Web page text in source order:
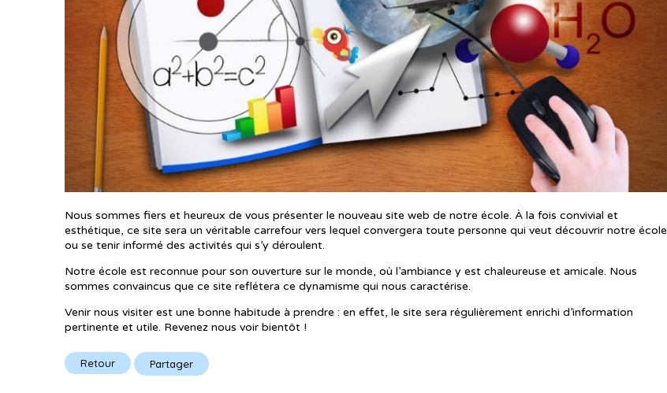
Nous sommes fiers et heureux de vous présenter le nouveau site web de notre école. À la fois convivial et
esthétique, ce site sera un véritable carrefour vers lequel convergera toute personne qui veut découvrir notre école
ou se tenir informé des activités qui s’y déroulent.
Notre école est reconnue pour son ouverture sur le monde, où l’ambiance y est chaleureuse et amicale. Nous
sommes convaincus que ce site reflétera ce dynamisme qui nous caractérise.
Venir nous visiter est une bonne habitude à prendre : en effet, le site sera régulièrement enrichi d’information
pertinente et utile. Revenez nous voir bientôt !
Retour Partager